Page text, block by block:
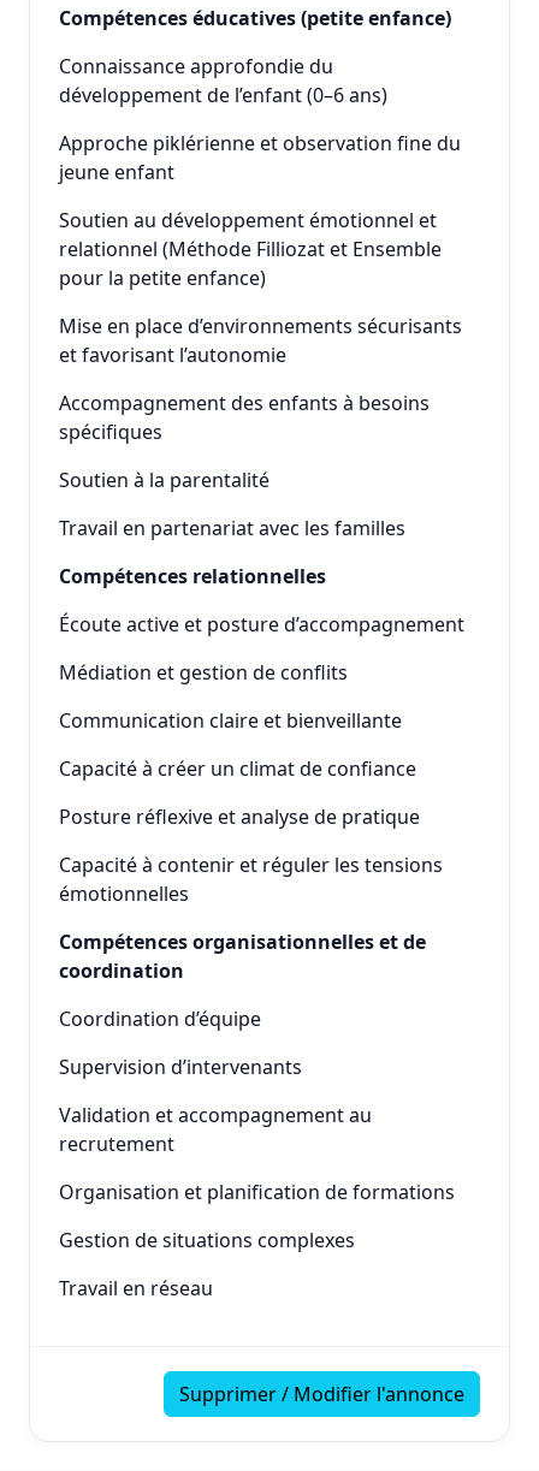
Compétences éducatives (petite enfance)
Connaissance approfondie du
développement de l’enfant (0–6 ans)
Approche piklérienne et observation fine du
jeune enfant
Soutien au développement émotionnel et
relationnel (Méthode Filliozat et Ensemble
pour la petite enfance)
Mise en place d’environnements sécurisants
et favorisant l’autonomie
Accompagnement des enfants à besoins
spécifiques
Soutien à la parentalité
Travail en partenariat avec les familles
Compétences relationnelles
Écoute active et posture d’accompagnement
Médiation et gestion de conflits
Communication claire et bienveillante
Capacité à créer un climat de confiance
Posture réflexive et analyse de pratique
Capacité à contenir et réguler les tensions
émotionnelles
Compétences organisationnelles et de
coordination
Coordination d’équipe
Supervision d’intervenants
Validation et accompagnement au
recrutement
Organisation et planification de formations
Gestion de situations complexes
Travail en réseau
Supprimer / Modifier l'annonce